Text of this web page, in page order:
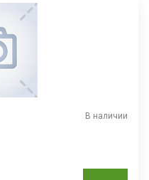
В наличии